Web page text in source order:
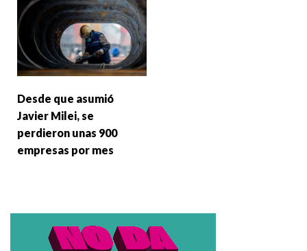
Desde que asumió
Javier Milei, se
perdieron unas 900
empresas por mes